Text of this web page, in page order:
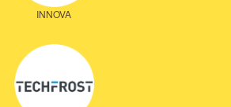
INNOVA